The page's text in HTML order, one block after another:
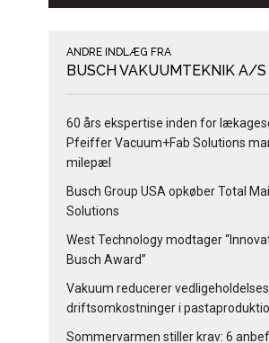
ANDRE INDLÆG FRA
BUSCH VAKUUMTEKNIK A/S
60 års ekspertise inden for
Pfeiffer Vacuum+Fab Solutions
milepæl
Busch Group USA opkøber Total
Solutions
West Technology modtager
Busch Award”
Vakuum reducerer
driftsomkostninger i
Sommervarmen stiller krav: 6